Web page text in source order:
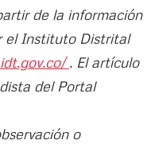
de la información
el Instituto Distrital
. El artículo
del Portal
o